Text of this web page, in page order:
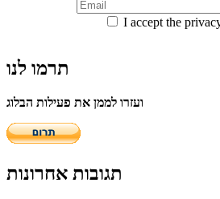
I accept the
תרמו לנו
ועזרו לממן את פעילות הבלוג
תגובות אחרונות